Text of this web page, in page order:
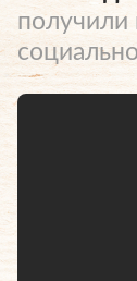
получили